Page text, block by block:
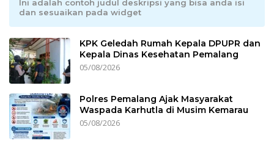
Ini adalah contoh judul deskripsi yang bisa anda isi
dan sesuaikan pada widget
KPK Geledah Rumah Kepala DPUPR dan
Kepala Dinas Kesehatan Pemalang
05/08/2026
Polres Pemalang Ajak Masyarakat
Waspada Karhutla di Musim Kemarau
05/08/2026